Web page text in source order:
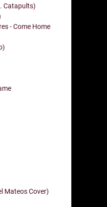
Catapults)
- Come Home
Mateos Cover)